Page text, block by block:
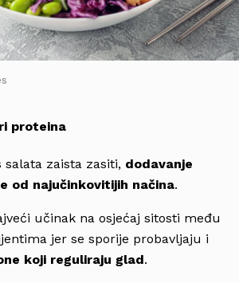
proteina
salata zaista zasiti, dodavanje
od najučinkovitijih načina.
učinak na osjećaj sitosti među
jer se sporije probavljaju i
koji reguliraju glad.